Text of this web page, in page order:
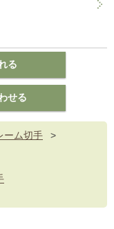
ーム切手
>